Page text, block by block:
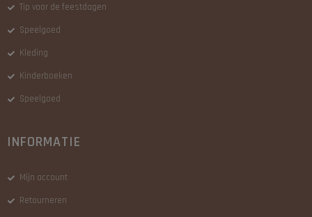
Tip voor de feestdagen
Speelgoed
Kleding
Kinderboeken
Speelgoed
INFORMATIE
Mijn account
Retourneren